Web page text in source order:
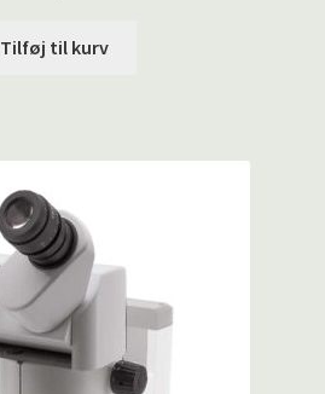
Tilføj til kurv